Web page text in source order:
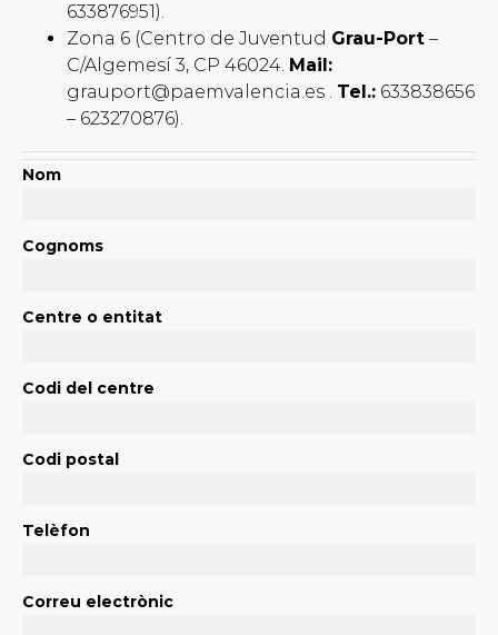
633876951).
Zona 6 (Centro de Juventud Grau-Port –
C/Algemesí 3, CP 46024. Mail:
grauport@paemvalencia.es . Tel.: 633838656
– 623270876).
Nom
Cognoms
Centre o entitat
Codi del centre
Codi postal
Telèfon
Correu electrònic